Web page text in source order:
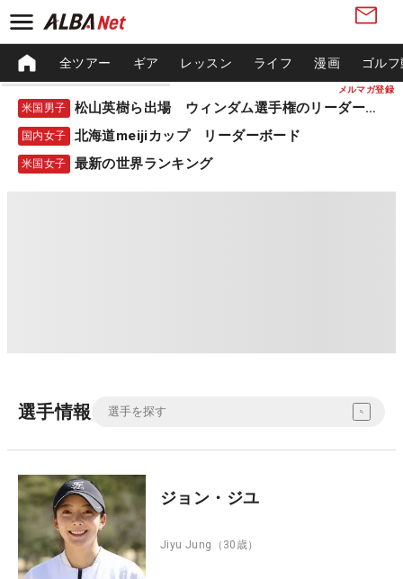
メルマガ登録
全ツアー ギア レッスン ライフ 漫画 ゴル
米国男子 松山英樹ら出場 ウィンダム選手権のリーダーボード
国内女子 北海道meijiカップ リーダーボード
米国女子 最新の世界ランキング
選手情報
ジョン・ジユ
Jiyu Jung （30歳）